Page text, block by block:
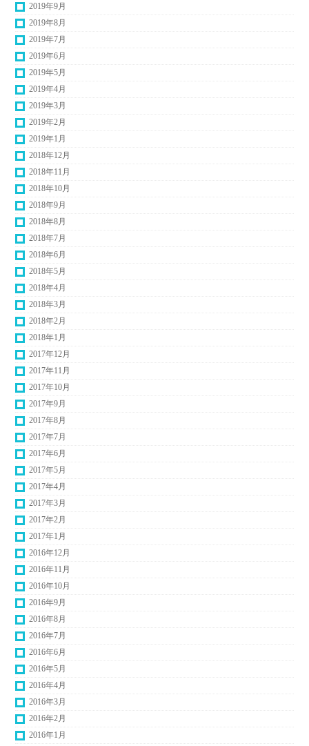
2019年9月
2019年8月
2019年7月
2019年6月
2019年5月
2019年4月
2019年3月
2019年2月
2019年1月
2018年12月
2018年11月
2018年10月
2018年9月
2018年8月
2018年7月
2018年6月
2018年5月
2018年4月
2018年3月
2018年2月
2018年1月
2017年12月
2017年11月
2017年10月
2017年9月
2017年8月
2017年7月
2017年6月
2017年5月
2017年4月
2017年3月
2017年2月
2017年1月
2016年12月
2016年11月
2016年10月
2016年9月
2016年8月
2016年7月
2016年6月
2016年5月
2016年4月
2016年3月
2016年2月
2016年1月